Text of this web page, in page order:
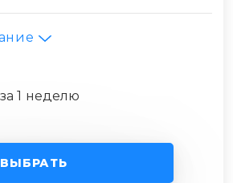
за 1 неделю
ВЫБРАТЬ